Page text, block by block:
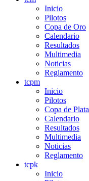
Inicio
Pilotos
Copa de Oro
Calendario
Resultados
Multimedia
Noticias
Reglamento
tcpm
Inicio
Pilotos
Copa de Plata
Calendario
Resultados
Multimedia
Noticias
Reglamento
tcpk
Inicio